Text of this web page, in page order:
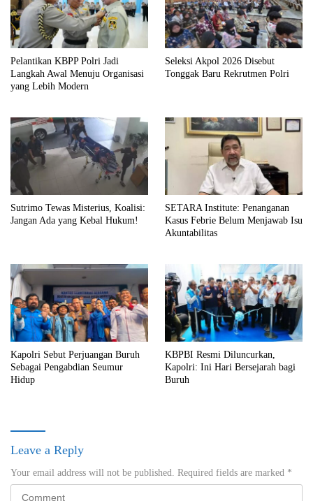
Pelantikan KBPP Polri Jadi
Langkah Awal Menuju Organisasi
yang Lebih Modern
Seleksi Akpol 2026 Disebut
Tonggak Baru Rekrutmen Polri
Sutrimo Tewas Misterius, Koalisi:
Jangan Ada yang Kebal Hukum!
SETARA Institute: Penanganan
Kasus Febrie Belum Menjawab Isu
Akuntabilitas
Kapolri Sebut Perjuangan Buruh
Sebagai Pengabdian Seumur
Hidup
KBPBI Resmi Diluncurkan,
Kapolri: Ini Hari Bersejarah bagi
Buruh
Leave a Reply
Your email address will not be published. Required fields are marked *